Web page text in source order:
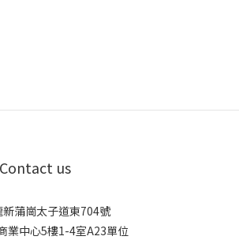
Contact us
蒲崗太子道東704號
業中心5樓1-4室A23單位